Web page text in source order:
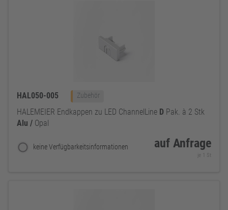
HAL050-005 Zubehör
HALEMEIER Endkappen zu LED ChannelLine D Pak. à 2 Stk
Alu / Opal
keine Verfügbarkeitsinformationen auf Anfrage
je 1 St